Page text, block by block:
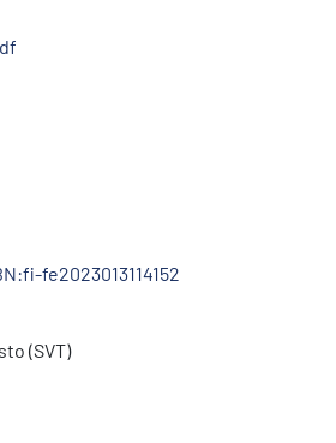
fe2023013114152
(SVT)